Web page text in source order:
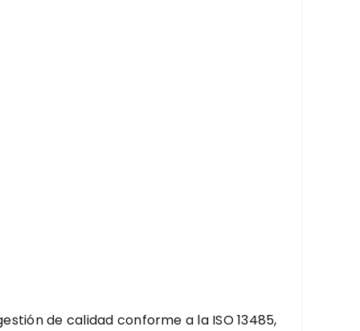
de calidad conforme a la ISO 13485,